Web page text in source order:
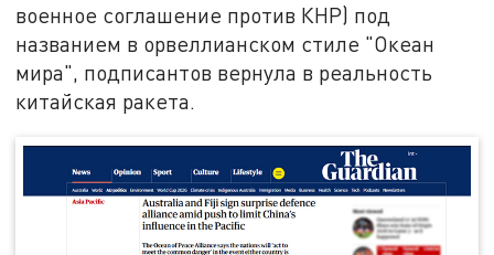
военное соглашение против КНР) под
названием в орвеллианском стиле "Океан
мира", подписантов вернула в реальность
китайская ракета.